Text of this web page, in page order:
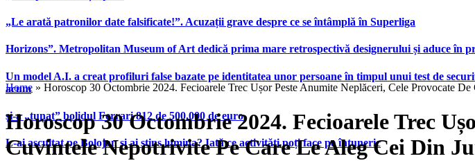
„Le arată patronilor date falsificate!”. Acuzații grave despre ce se întâmplă în Superliga
Horizons”. Metropolitan Museum of Art dedică prima mare retrospectivă designerului și aduce în
Un model A.I. a creat profiluri false bazate pe identitatea unor persoane în timpul unui test de
acum
și-a „tunat” bolidul Ferrari 812 de 500.000 de euro
L-ai ascultat pe Bolojan și ai stins lumina? Iată ce activități poți face pe întuneric
Home » Horoscop 30 Octombrie 2024. Fecioarele Trec Ușor Peste Anumite Neplăceri, Cele Provocate
Horoscop 30 Octombrie 2024. Fecioarele Trec
Cuvintele Nepotrivite Pe Care Le Aleg Cei Din